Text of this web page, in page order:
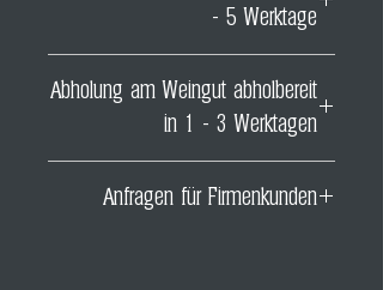
- 5 Werktage
Weihnachten) kann es aber zu
Verzögerungen kommen, welche
Abholung am Weingut abholbereit
in 1 - 3 Werktagen
am dem Bestellungsdatum
Anfragen für Firmenkunden